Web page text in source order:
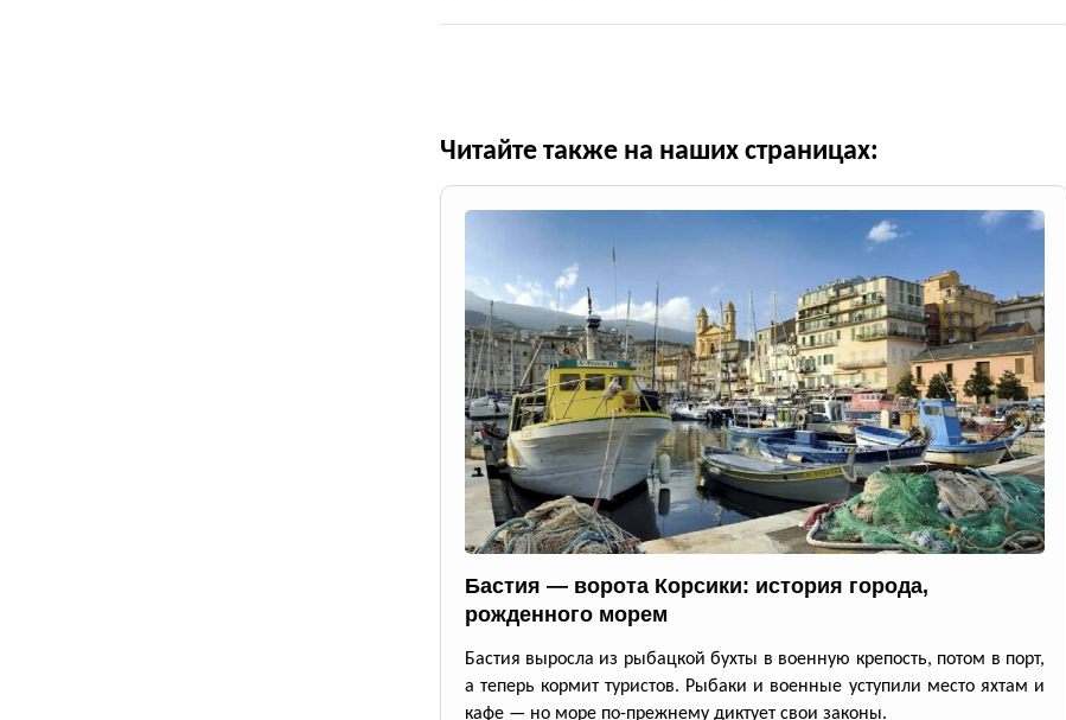
Читайте также на наших страницах:
Бастия — ворота Корсики: история города,
рожденного морем
Бастия выросла из рыбацкой бухты в военную крепость, потом в порт,
а теперь кормит туристов. Рыбаки и военные уступили место яхтам и
кафе — но море по-прежнему диктует свои законы.